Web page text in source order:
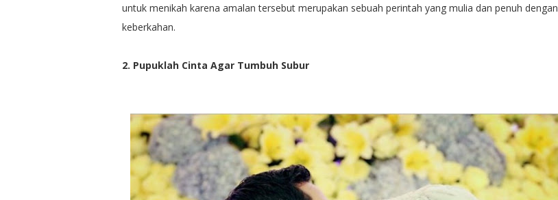
untuk menikah karena amalan tersebut merupakan sebuah perintah yang mulia dan penuh dengan
keberkahan.
2. Pupuklah Cinta Agar Tumbuh Subur